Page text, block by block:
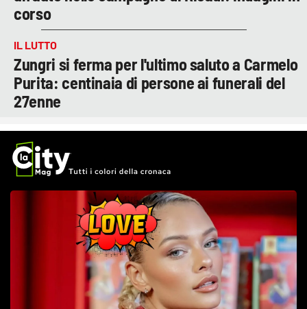
corso
IL LUTTO
Zungri si ferma per l'ultimo saluto a Carmelo
Purita: centinaia di persone ai funerali del
27enne